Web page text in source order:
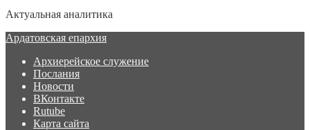
Актуальная аналитика
Ардатовская епархия
Архиерейское служение
Послания
Новости
ВКонтакте
Rutube
Карта сайта